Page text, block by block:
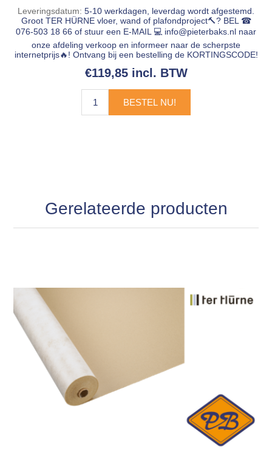
Leveringsdatum: 5-10 werkdagen, leverdag wordt afgestemd.
Groot TER HÜRNE vloer, wand of plafondproject🔨? BEL ☎
076-503 18 66 of stuur een E-MAIL 💻 info@pieterbaks.nl naar
onze afdeling verkoop en informeer naar de scherpste
internetprijs🔥! Ontvang bij een bestelling de KORTINGSCODE!
€119,85 incl. BTW
BESTEL NU!
Gerelateerde producten